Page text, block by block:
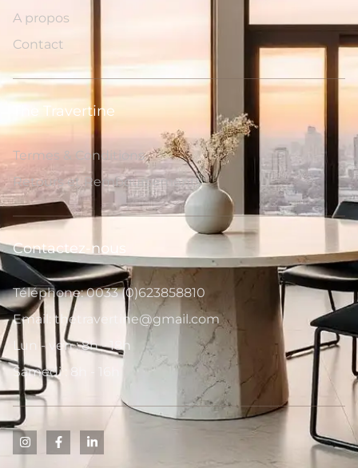
A propos
Contact
The Travertine
Termes & Conditions
Retours et Remboursements
Contactez-nous
Téléphone: 0033 (0)623858810
Email: thetravertine@gmail.com
Lun - ven : 8h - 18h
Samedi : 8h - 16h